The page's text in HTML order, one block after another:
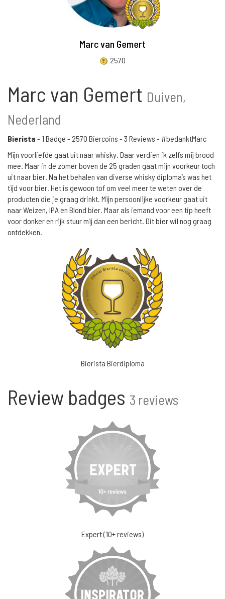
Marc van Gemert
2570
Marc van Gemert Duiven,
Nederland
Bierista - 1 Badge - 2570 Biercoins - 3 Reviews - #bedanktMarc
Mijn voorliefde gaat uit naar whisky. Daar verdien ik zelfs mij brood
mee. Maar in de zomer boven de 25 graden gaat mijn voorkeur toch
uit naar bier. Na het behalen van diverse whisky diploma’s was het
tijd voor bier. Het is gewoon tof om veel meer te weten over de
producten die je graag drinkt. Mijn persoonlijke voorkeur gaat uit
naar Weizen, IPA en Blond bier. Maar als iemand voor een tip heeft
voor donker en rijk stuur mij dan een bericht. Dit bier wil nog graag
ontdekken.
Bierista Bierdiploma
Review badges 3 reviews
Expert (10+ reviews)